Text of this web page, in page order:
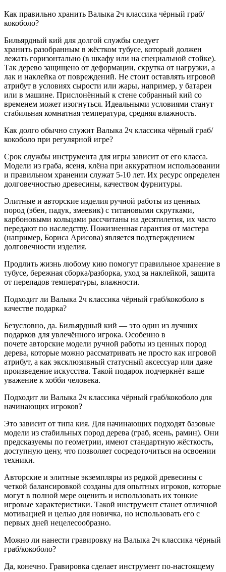
Как правильно хранить Валыка 2ч классика чёрный граб/
кокоболо?
Бильярдный кий для долгой службы следует
хранить разобранным в жёстком тубусе, который должен
лежать горизонтально (в шкафу или на специальной стойке).
Так дерево защищено от деформации, скрутка от нагрузки, а
лак и наклейка от повреждений. Не стоит оставлять игровой
атрибут в условиях сырости или жары, например, у батареи
или в машине. Прислонённый к стене собранный кий со
временем может изогнуться. Идеальными условиями станут
стабильная комнатная температура, средняя влажность.
Как долго обычно служит Валыка 2ч классика чёрный граб/
кокоболо при регулярной игре?
Срок службы инструмента для игры зависит от его класса.
Модели из граба, ясеня, клёна при аккуратном использовании
и правильном хранении служат 5-10 лет. Их ресурс определен
долговечностью древесины, качеством фурнитуры.
Элитные и авторские изделия ручной работы из ценных
пород (эбен, падук, змеевик) с титановыми скрутками,
карбоновыми кольцами рассчитаны на десятилетия, их часто
передают по наследству. Пожизненная гарантия от мастера
(например, Бориса Арисова) является подтверждением
долговечности изделия.
Продлить жизнь любому кию помогут правильное хранение в
тубусе, бережная сборка/разборка, уход за наклейкой, защита
от перепадов температуры, влажности.
Подходит ли Валыка 2ч классика чёрный граб/кокоболо в
качестве подарка?
Безусловно, да. Бильярдный кий — это один из лучших
подарков для увлечённого игрока. Особенно в
почете авторские модели ручной работы из ценных пород
дерева, которые можно рассматривать не просто как игровой
атрибут, а как эксклюзивный статусный аксессуар или даже
произведение искусства. Такой подарок подчеркнёт ваше
уважение к хобби человека.
Подходит ли Валыка 2ч классика чёрный граб/кокоболо для
начинающих игроков?
Это зависит от типа кия. Для начинающих подходят базовые
модели из стабильных пород дерева (граб, ясень, рамин). Они
предсказуемы по геометрии, имеют стандартную жёсткость,
доступную цену, что позволяет сосредоточиться на освоении
техники.
Авторские и элитные экземпляры из редкой древесины с
четкой балансировкой созданы для опытных игроков, которые
могут в полной мере оценить и использовать их тонкие
игровые характеристики. Такой инструмент станет отличной
мотивацией и целью для новичка, но использовать его с
первых дней нецелесообразно.
Можно ли нанести гравировку на Валыка 2ч классика чёрный
граб/кокоболо?
Да, конечно. Гравировка сделает инструмент по-настоящему